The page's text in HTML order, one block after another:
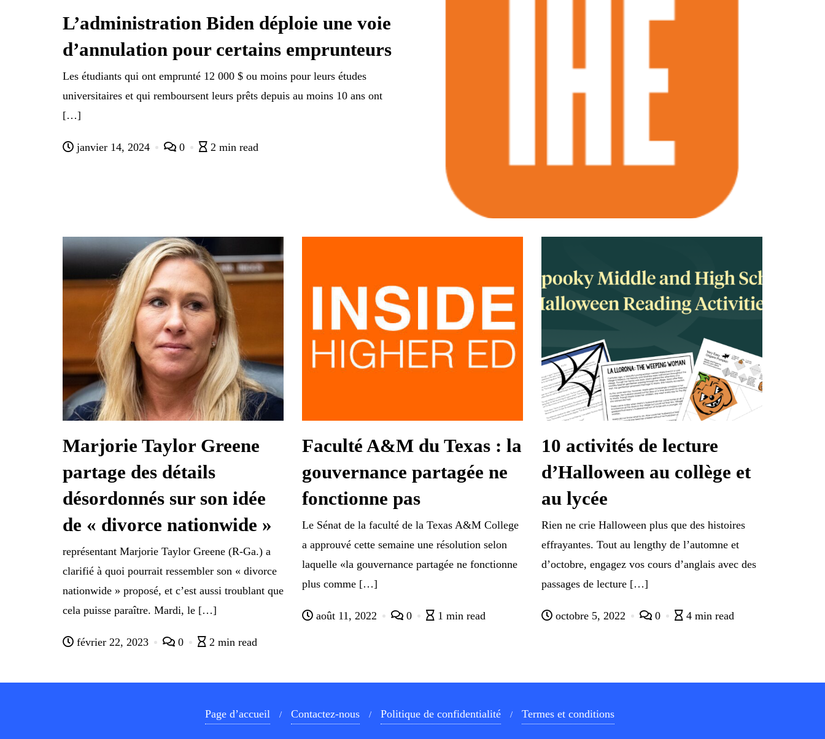
L’administration Biden déploie une voie
d’annulation pour certains emprunteurs
Les étudiants qui ont emprunté 12 000 $ ou moins pour leurs études
universitaires et qui remboursent leurs prêts depuis au moins 10 ans ont
[…]
janvier 14, 2024 0 2 min read
Marjorie Taylor Greene
partage des détails
désordonnés sur son idée
de « divorce nationwide »
représentant Marjorie Taylor Greene (R-Ga.) a
clarifié à quoi pourrait ressembler son « divorce
nationwide » proposé, et c’est aussi troublant que
cela puisse paraître. Mardi, le […]
février 22, 2023 0 2 min read
Faculté A&M du Texas : la
gouvernance partagée ne
fonctionne pas
Le Sénat de la faculté de la Texas A&M College
a approuvé cette semaine une résolution selon
laquelle «la gouvernance partagée ne fonctionne
plus comme […]
août 11, 2022 0 1 min read
10 activités de lecture
d’Halloween au collège et
au lycée
Rien ne crie Halloween plus que des histoires
effrayantes. Tout au lengthy de l’automne et
d’octobre, engagez vos cours d’anglais avec des
passages de lecture […]
octobre 5, 2022 0 4 min read
Page d’accueil Contactez-nous Politique de confidentialité Termes et conditions